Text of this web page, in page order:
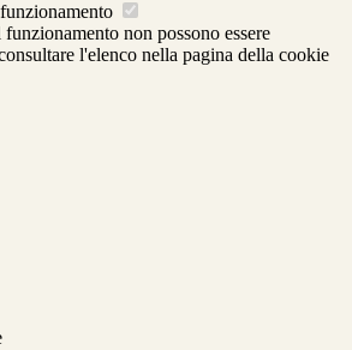
non possono essere
l'elenco nella pagina della cookie